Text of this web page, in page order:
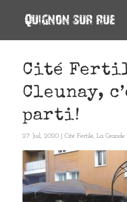
Cité
Cleunay,
parti!
27 Juil, 2020| Cité Fertile, La Grande